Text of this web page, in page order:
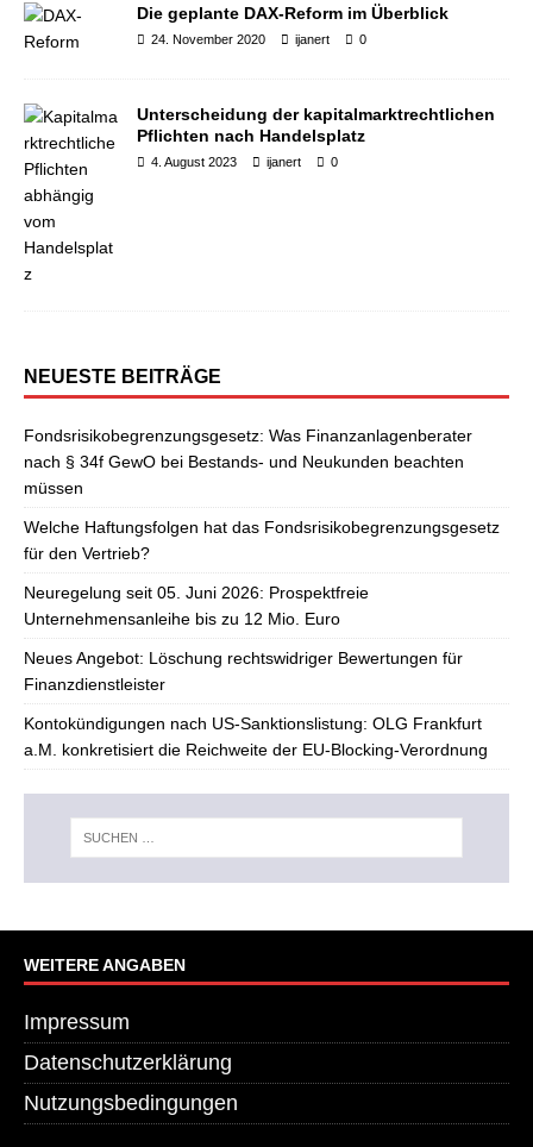
Die geplante DAX-Reform im Überblick
24. November 2020 ijanert 0
Unterscheidung der kapitalmarktrechtlichen
Pflichten nach Handelsplatz
4. August 2023 ijanert 0
NEUESTE BEITRÄGE
Fondsrisikobegrenzungsgesetz: Was Finanzanlagenberater
nach § 34f GewO bei Bestands- und Neukunden beachten
müssen
Welche Haftungsfolgen hat das Fondsrisikobegrenzungsgesetz
für den Vertrieb?
Neuregelung seit 05. Juni 2026: Prospektfreie
Unternehmensanleihe bis zu 12 Mio. Euro
Neues Angebot: Löschung rechtswidriger Bewertungen für
Finanzdienstleister
Kontokündigungen nach US-Sanktionslistung: OLG Frankfurt
a.M. konkretisiert die Reichweite der EU-Blocking-Verordnung
WEITERE ANGABEN
Impressum
Datenschutzerklärung
Nutzungsbedingungen